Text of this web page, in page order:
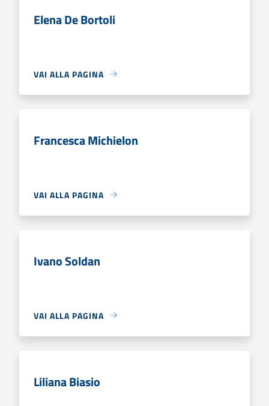
Elena De Bortoli
VAI ALLA PAGINA
Francesca Michielon
VAI ALLA PAGINA
Ivano Soldan
VAI ALLA PAGINA
Liliana Biasio